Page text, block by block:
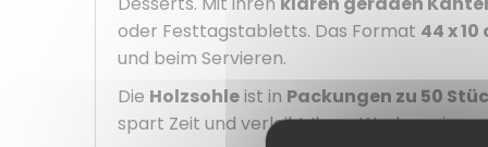
oder Festtagstabletts. Das Format 44 x 10
und beim Servieren.
Die Holzsohleist in Packungen zu 50
spart Zeit und verleiht Ihren Werken ein